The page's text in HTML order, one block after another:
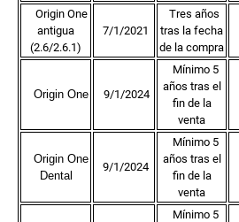
Origin One
antigua
(2.6/2.6.1)
7/1/2021
Tres años
tras la fecha
de la compra
Origin One 9/1/2024
Mínimo 5
años tras el
fin de la
venta
Origin One
Dental
9/1/2024
Mínimo 5
años tras el
fin de la
venta
Mínimo 5